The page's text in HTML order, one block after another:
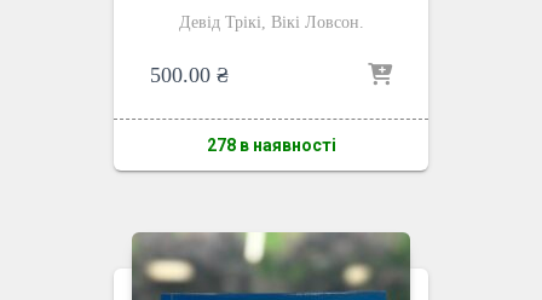
Девід Трікі, Вікі Ловсон.
500.00 ₴
278 в наявності